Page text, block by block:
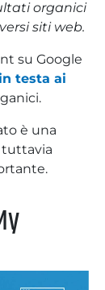
organici
siti web.
su Google
testa ai
è una
tuttavia